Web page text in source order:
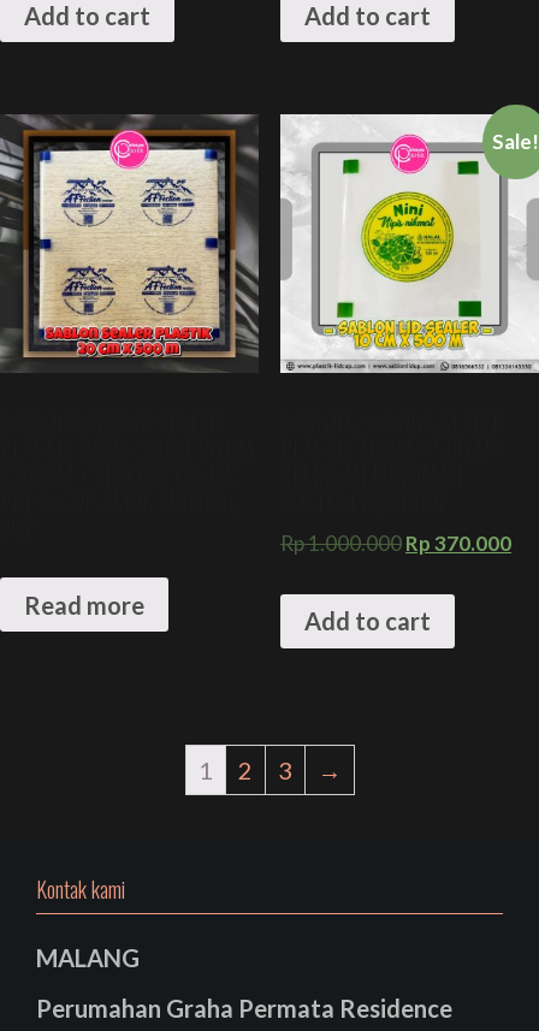
Add to cart Add to cart
Read more
Sale!
Rp1.000.000Rp370.000
Add to cart
1 2 3 →
Kontak kami
MALANG
Perumahan Graha Permata Residence